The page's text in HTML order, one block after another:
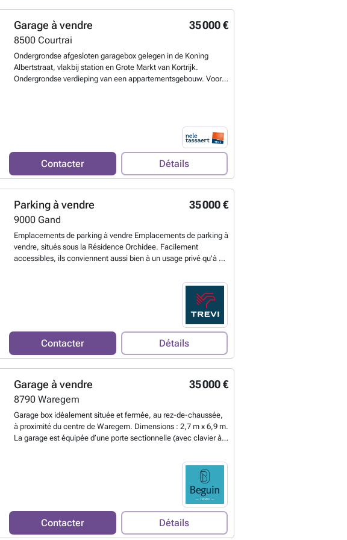
35 000 €
Garage à vendre
8500 Courtrai
Ondergrondse afgesloten garagebox gelegen in de Koning
Albertstraat, vlakbij station en Grote Markt van Kortrijk.
Ondergrondse verdieping van een appartementsgebouw. Voor
Contacter Détails
35 000 €
Parking à vendre
9000 Gand
Emplacements de parking à vendre Emplacements de parking à
vendre, situés sous la Résidence Orchidee. Facilement
accessibles, ils conviennent aussi bien à un usage privé qu'à un
En savoir plus ?
Contacter Détails
35 000 €
Garage à vendre
8790 Waregem
Garage box idéalement située et fermée, au rez-de-chaussée,
à proximité du centre de Waregem. Dimensions : 2,7 m x 6,9 m.
La garage est équipée d’une porte sectionnelle (avec clavier à
En savoir plus ?
Contacter Détails